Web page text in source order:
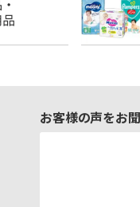
お客様の声をお